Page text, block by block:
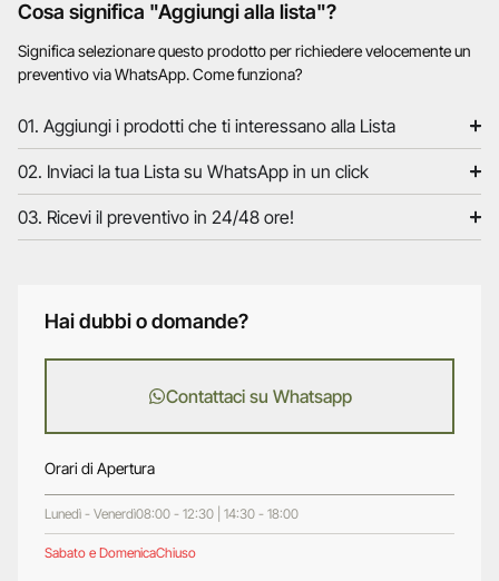
Cosa significa "Aggiungi alla lista"?
Significa selezionare questo prodotto per richiedere velocemente un
preventivo via WhatsApp. Come funziona?
01. Aggiungi i prodotti che ti interessano alla Lista
02. Inviaci la tua Lista su WhatsApp in un click
03. Ricevi il preventivo in 24/48 ore!
Hai dubbi o domande?
Contattaci su Whatsapp
Orari di Apertura
Lunedì - Venerdì08:00 - 12:30 | 14:30 - 18:00
Sabato e DomenicaChiuso